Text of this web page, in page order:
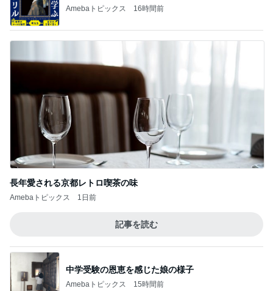
Amebaトピックス 16時間前
長年愛される京都レトロ喫茶の味
Amebaトピックス 1日前
記事を読む
中学受験の恩恵を感じた娘の様子
Amebaトピックス 15時間前